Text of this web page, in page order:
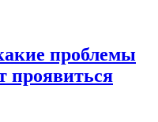
проблемы
проявиться